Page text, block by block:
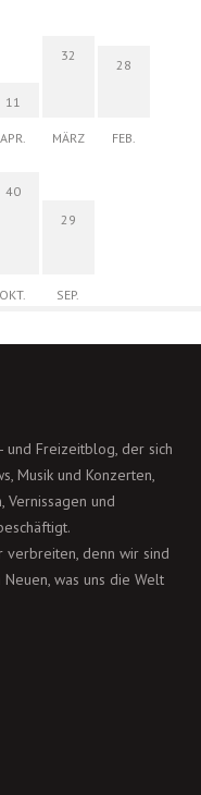
11
APR.
32
MÄRZ
28
FEB.
40
OKT.
29
SEP.
und Freizeitblog, der sich
Musik und Konzerten,
Vernissagen und
verbreiten, denn wir sind
was uns die Welt